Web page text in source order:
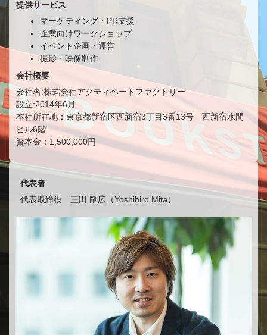
提供サービス
マーケティング・PR支援
企業向けワークショップ
イベント企画・運営
撮影・映像制作
会社概要
会社名:株式会社アクティベートファクトリー
設立:2014年6月
本社所在地：東京都新宿区西新宿3丁目3番13号 西新宿水間
ビル6階
資本金：1,500,000円
代表者
代表取締役 三田 剛広（Yoshihiro Mita）